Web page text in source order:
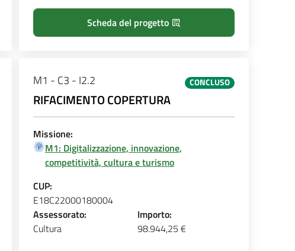
Scheda del progetto
M1 - C3 - I2.2 CONCLUSO
RIFACIMENTO COPERTURA
Missione:
M1: Digitalizzazione, innovazione,
competitività, cultura e turismo
CUP:
E18C22000180004
Assessorato:
Cultura
Importo:
98.944,25 €